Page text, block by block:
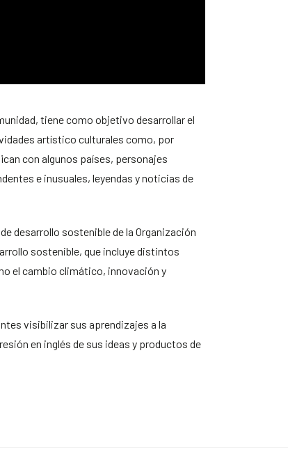
tiene como objetivo desarrollar el
artístico culturales como, por
con algunos países, personajes
e inusuales, leyendas y noticias de
desarrollo sostenible de la Organización
sostenible, que incluye distintos
el cambio climático, innovación y
visibilizar sus aprendizajes a la
en inglés de sus ideas y productos de